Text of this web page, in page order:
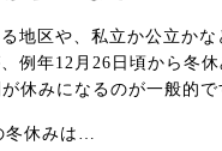
地区や、私立か公立かな
例年12月26日頃から冬休
休みになるのが一般的で
冬休みは…